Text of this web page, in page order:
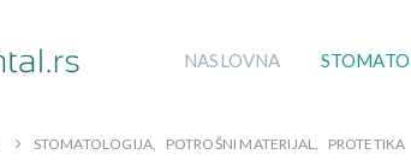
NASLOVNA
STOMATOLOGIJA, POTROŠNI MATERIJAL, PROTETIKA